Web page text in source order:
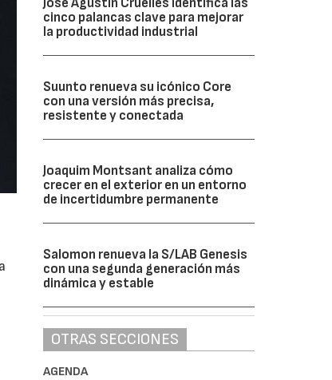
José Agustín Cruelles identifica las
cinco palancas clave para mejorar
la productividad industrial
Suunto renueva su icónico Core
con una versión más precisa,
resistente y conectada
Joaquim Montsant analiza cómo
crecer en el exterior en un entorno
de incertidumbre permanente
Salomon renueva la S/LAB Genesis
con una segunda generación más
dinámica y estable
OTRAS SECCIONES
AGENDA